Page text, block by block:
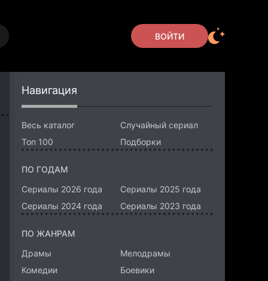
ВОЙТИ
Навигация
Весь каталог
Случайный сериал
Топ 100
Подборки
ПО ГОДАМ
Сериалы 2026 года
Сериалы 2025 года
Сериалы 2024 года
Сериалы 2023 года
ПО ЖАНРАМ
Драмы
Мелодрамы
Комедии
Боевики